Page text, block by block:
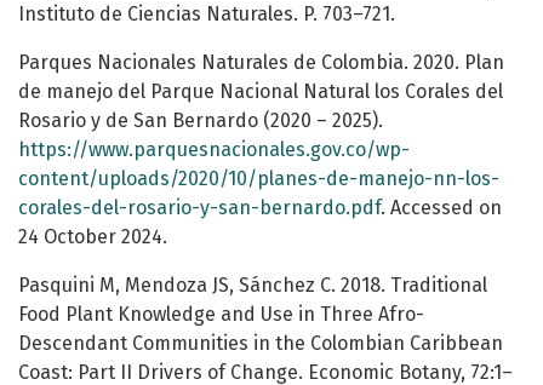
Instituto de Ciencias Naturales. P. 703–721.
Parques Nacionales Naturales de Colombia. 2020. Plan
de manejo del Parque Nacional Natural los Corales del
Rosario y de San Bernardo (2020 – 2025).
https://www.parquesnacionales.gov.co/wp-
content/uploads/2020/10/planes-de-manejo-nn-los-
corales-del-rosario-y-san-bernardo.pdf. Accessed on
24 October 2024.
Pasquini M, Mendoza JS, Sánchez C. 2018. Traditional
Food Plant Knowledge and Use in Three Afro-
Descendant Communities in the Colombian Caribbean
Coast: Part II Drivers of Change. Economic Botany, 72:1–